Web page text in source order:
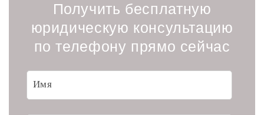
Получить бесплатную
юридическую консультацию
по телефону прямо сейчас